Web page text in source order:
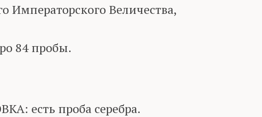
Императорского Величества,
84 пробы.
есть проба серебра.